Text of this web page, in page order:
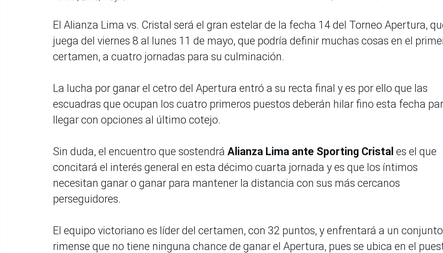
El Alianza Lima vs. Cristal será el gran estelar de la fecha 14 del Torneo Apertura,
juega del viernes 8 al lunes 11 de mayo, que podría definir muchas cosas en el
certamen, a cuatro jornadas para su culminación.
La lucha por ganar el cetro del Apertura entró a su recta final y es por ello que las
escuadras que ocupan los cuatro primeros puestos deberán hilar fino esta fecha
llegar con opciones al último cotejo.
Sin duda, el encuentro que sostendrá Alianza Lima ante Sporting Cristal es el que
concitará el interés general en esta décimo cuarta jornada y es que los íntimos
necesitan ganar o ganar para mantener la distancia con sus más cercanos
perseguidores.
El equipo victoriano es líder del certamen, con 32 puntos, y enfrentará a un conjunto
rimense que no tiene ninguna chance de ganar el Apertura, pues se ubica en el